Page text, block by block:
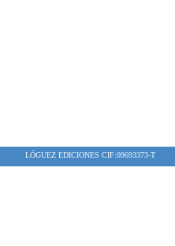
LÓGUEZ EDICIONES CIF:09693373-T